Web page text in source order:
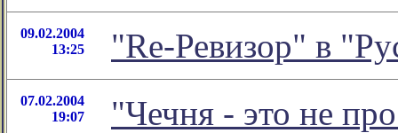
09.02.2004
13:25
"Re-Ревизор" в
07.02.2004
19:07
"Чечня - это не